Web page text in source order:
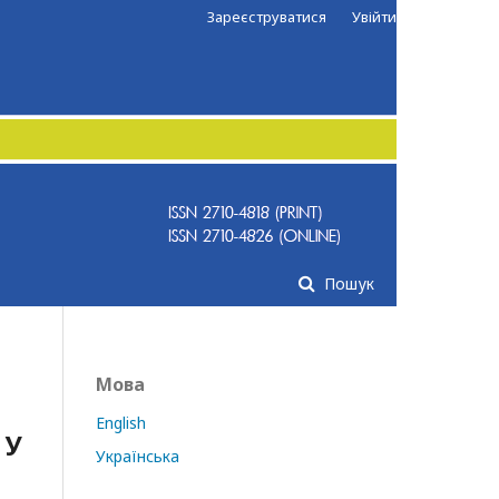
Пошук
Зареєструватися Увійти
Мова
English
Українська